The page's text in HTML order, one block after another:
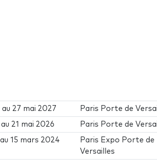
au 27 mai 2027 Paris Porte de
au 21 mai 2026 Paris Porte de
au15 mars 2024
Paris Expo Porte de
Versailles